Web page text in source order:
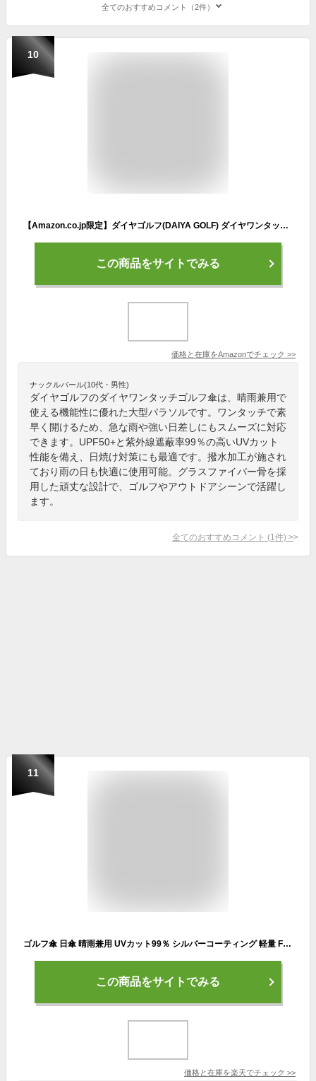
全てのおすすめコメント（2件）
10
【Amazon.co.jp限定】ダイヤゴルフ(DAIYA GOLF) ダイヤワンタッチゴルフ傘 ブラック 晴雨兼用 ワンタッチで開く UPF50+ 紫外線遮蔽率99％ 撥水加工 雨傘 日傘 UVカット 大きい グラスファイバー 頑丈 パラソル OT-5004 90
この商品をサイトでみる
価格と在庫をAmazonでチェック >>
ナックルバール(10代・男性)
ダイヤゴルフのダイヤワンタッチゴルフ傘は、晴雨兼用で
使える機能性に優れた大型パラソルです。ワンタッチで素
早く開けるため、急な雨や強い日差しにもスムーズに対応
できます。UPF50+と紫外線遮蔽率99％の高いUVカット
性能を備え、日焼け対策にも最適です。撥水加工が施され
ており雨の日も快適に使用可能。グラスファイバー骨を採
用した頑丈な設計で、ゴルフやアウトドアシーンで活躍し
ます。
全てのおすすめコメント (1 件) >
11
ゴルフ傘 日傘 晴雨兼用 UVカット99％ シルバーコーティング 軽量 FRP 65cm 70cm シルバー×ブラック シルバー アズロフ AZROF
この商品をサイトでみる
価格と在庫を楽天でチェック >>